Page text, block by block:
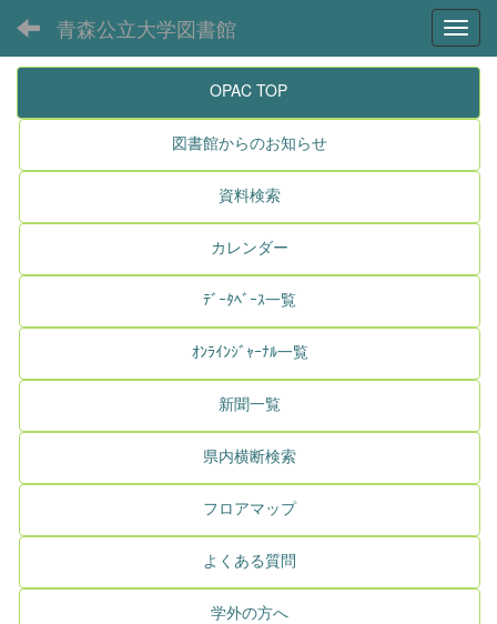
青森公立大学図書館
OPAC TOP
図書館からのお知らせ
資料検索
カレンダー
ﾃﾞｰﾀﾍﾞｰｽ一覧
ｵﾝﾗｲﾝｼﾞｬｰﾅﾙ一覧
新聞一覧
県内横断検索
フロアマップ
よくある質問
学外の方へ